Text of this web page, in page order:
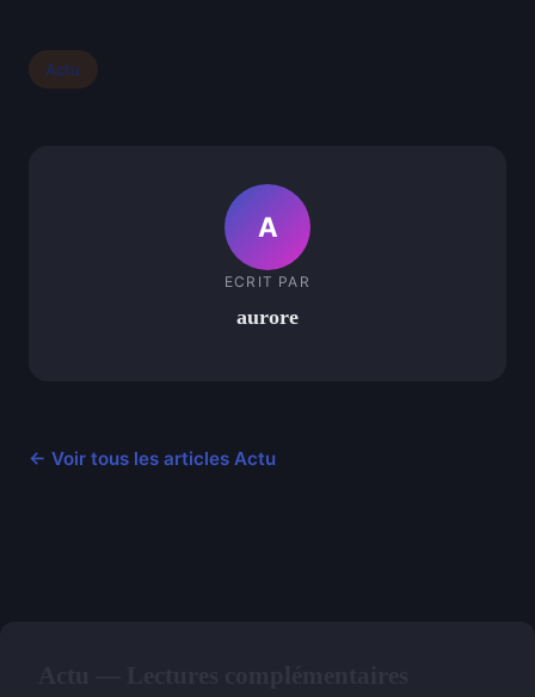
Actu
A
ECRIT PAR
aurore
← Voir tous les articles Actu